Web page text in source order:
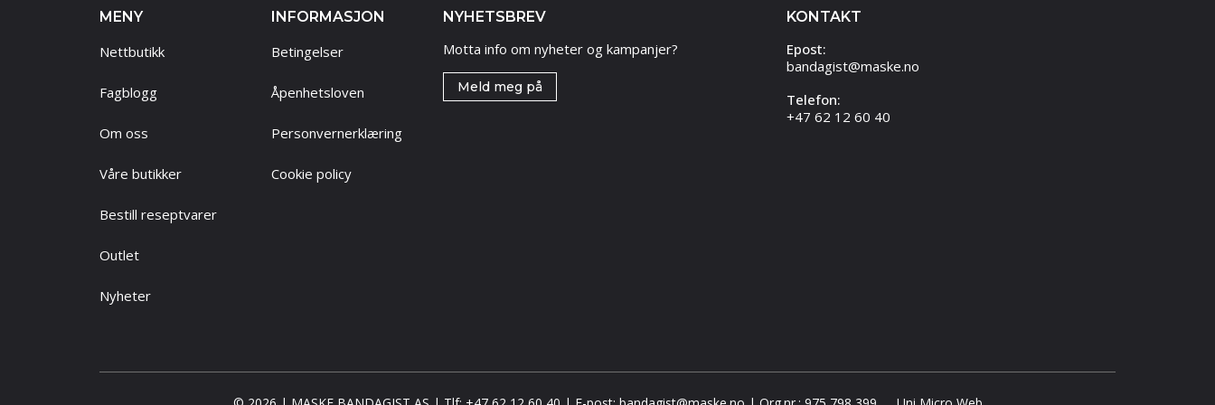
MENY
Nettbutikk
Fagblogg
Om oss
Våre butikker
Bestill reseptvarer
Outlet
Nyheter
INFORMASJON
Betingelser
Åpenhetsloven
Personvernerklæring
Cookie policy
NYHETSBREV
Motta info om nyheter og kampanjer?
Meld meg på
KONTAKT
Epost:
bandagist@maske.no
Telefon:
+47 62 12 60 40